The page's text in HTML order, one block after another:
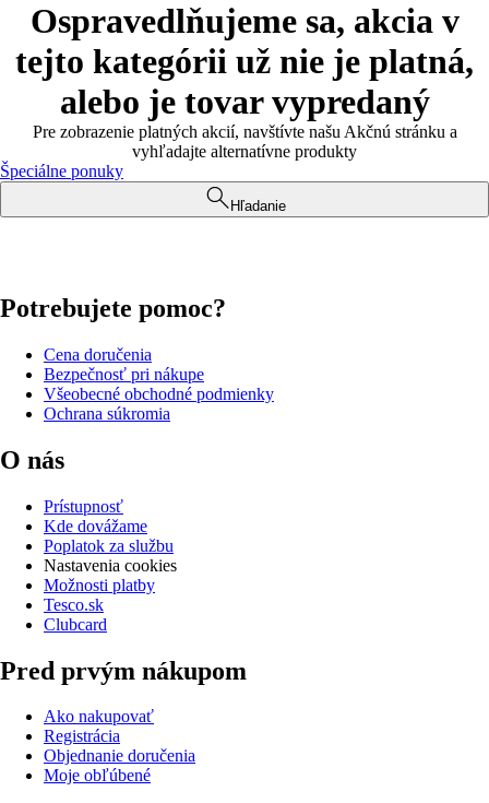
Ospravedlňujeme sa, akcia v
tejto kategórii už nie je platná,
alebo je tovar vypredaný
Pre zobrazenie platných akcií, navštívte našu Akčnú stránku a
vyhľadajte alternatívne produkty
Špeciálne ponuky
Hľadanie
Potrebujete pomoc?
Cena doručenia
Bezpečnosť pri nákupe
Všeobecné obchodné podmienky
Ochrana súkromia
O nás
Prístupnosť
Kde dovážame
Poplatok za službu
Nastavenia cookies
Možnosti platby
Tesco.sk
Clubcard
Pred prvým nákupom
Ako nakupovať
Registrácia
Objednanie doručenia
Moje obľúbené